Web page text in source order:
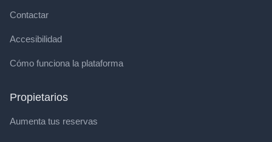
Contactar
Accesibilidad
Cómo funciona la plataforma
Propietarios
Aumenta tus reservas